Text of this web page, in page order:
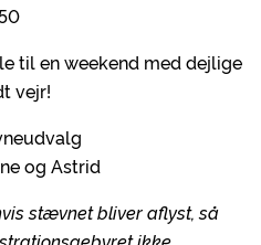
til en weekend med dejlige
vejr!
og Astrid
stævnet bliver aflyst, så